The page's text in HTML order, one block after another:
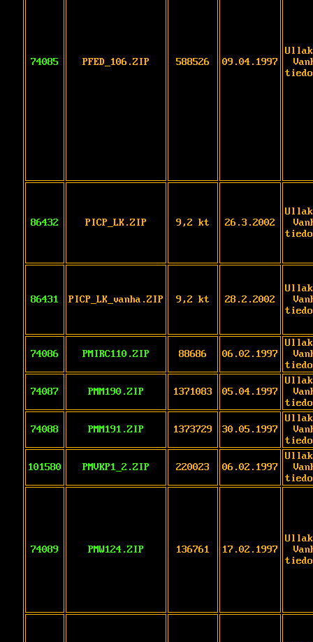
74085 PFED_106.ZIP 588526 09.04.1997
86432 PICP_LK.ZIP 9,2 kt 26.3.2002
86431 PICP_LK_vanha.ZIP 9,2 kt 28.2.2002
74086 PMIRC110.ZIP 88686 06.02.1997
74087 PMM190.ZIP 1371083 05.04.1997
74088 PMM191.ZIP 1373729 30.05.1997
101580 PMVKP1_2.ZIP 220023 06.02.1997
74089 PMW124.ZIP 136761 17.02.1997